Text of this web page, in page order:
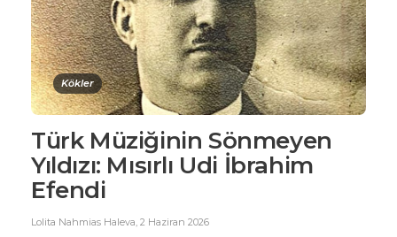
Kökler
Türk Müziğinin Sönmeyen
Yıldızı: Mısırlı Udi İbrahim
Efendi
Lolita Nahmias Haleva, 2 Haziran 2026